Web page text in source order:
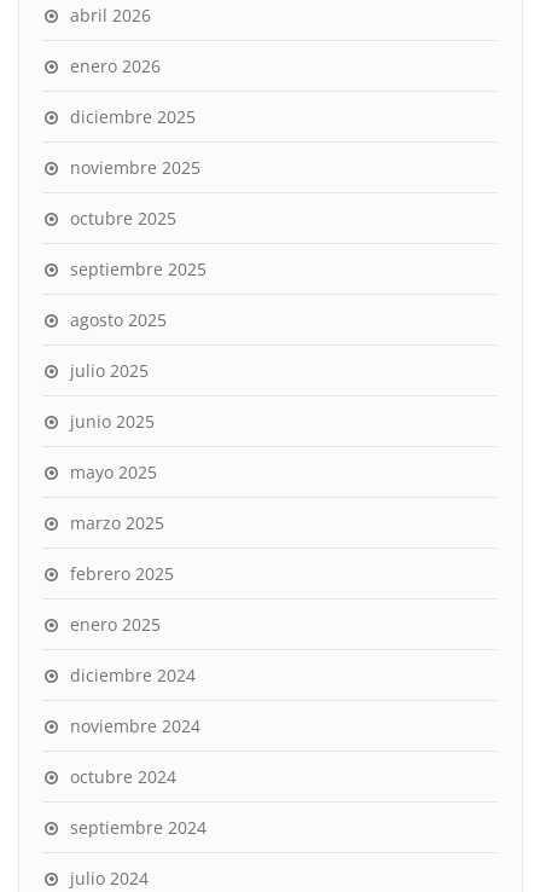
abril 2026
enero 2026
diciembre 2025
noviembre 2025
octubre 2025
septiembre 2025
agosto 2025
julio 2025
junio 2025
mayo 2025
marzo 2025
febrero 2025
enero 2025
diciembre 2024
noviembre 2024
octubre 2024
septiembre 2024
julio 2024